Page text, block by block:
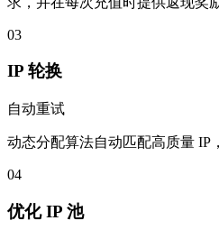
03
IP 轮换
自动重试
动态分配算法自动匹配高质量 IP
04
优化 IP 池